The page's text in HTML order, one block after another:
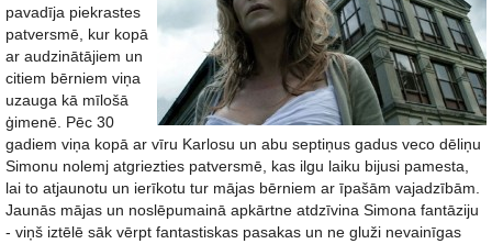
pavadīja piekrastes
patversmē, kur kopā
ar audzinātājiem un
citiem bērniem viņa
uzauga kā mīlošā
ģimenē. Pēc 30
gadiem viņa kopā ar vīru Karlosu un abu septiņus gadus veco dēliņu
Simonu nolemj atgriezties patversmē, kas ilgu laiku bijusi pamesta,
lai to atjaunotu un ierīkotu tur mājas bērniem ar īpašām vajadzībām.
Jaunās mājas un noslēpumainā apkārtne atdzīvina Simona fantāziju
- viņš iztēlē sāk vērpt fantastiskas pasakas un ne gluži nevainīgas